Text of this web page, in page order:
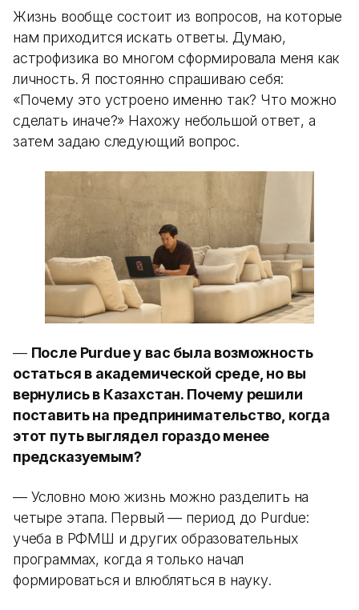
Жизнь вообще состоит из вопросов, на которые
нам приходится искать ответы. Думаю,
астрофизика во многом сформировала меня как
личность. Я постоянно спрашиваю себя:
«Почему это устроено именно так? Что можно
сделать иначе?» Нахожу небольшой ответ, а
затем задаю следующий вопрос.
— После Purdue у вас была возможность
остаться в академической среде, но вы
вернулись в Казахстан. Почему решили
поставить на предпринимательство, когда
этот путь выглядел гораздо менее
предсказуемым?
— Условно мою жизнь можно разделить на
четыре этапа. Первый — период до Purdue:
учеба в РФМШ и других образовательных
программах, когда я только начал
формироваться и влюбляться в науку.